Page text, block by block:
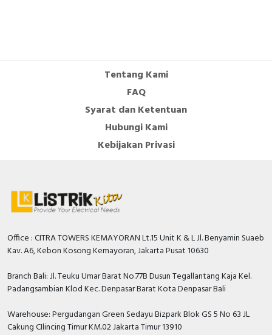
Tentang Kami
FAQ
Syarat dan Ketentuan
Hubungi Kami
Kebijakan Privasi
Office : CITRA TOWERS KEMAYORAN Lt.15 Unit K & L Jl. Benyamin Suaeb
Kav. A6, Kebon Kosong Kemayoran, Jakarta Pusat 10630
Branch Bali: Jl. Teuku Umar Barat No.77B Dusun Tegallantang Kaja Kel.
Padangsambian Klod Kec. Denpasar Barat Kota Denpasar Bali
Warehouse: Pergudangan Green Sedayu Bizpark Blok GS 5 No 63 JL
Cakung CIlincing Timur KM.02 Jakarta Timur 13910